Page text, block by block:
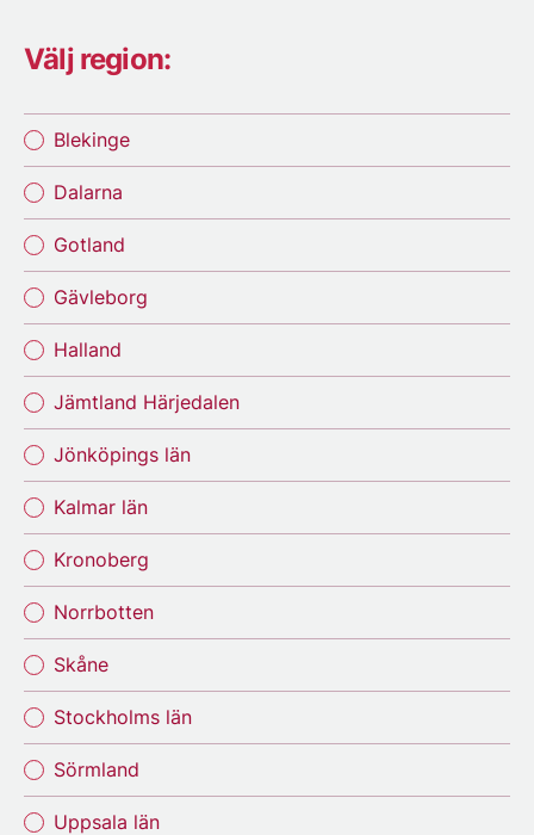
Välj region:
Blekinge
Dalarna
Gotland
Gävleborg
Halland
Jämtland Härjedalen
Jönköpings län
Kalmar län
Kronoberg
Norrbotten
Skåne
Stockholms län
Sörmland
Uppsala län